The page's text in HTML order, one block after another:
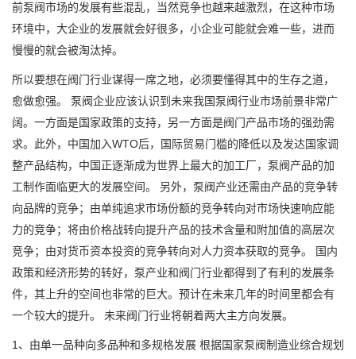
前泵阀市场的发展有些混乱，当然竞争也越来越激烈，在这种市场
环境中，大企业的发展就会好很多，小企业可能就会难一些，进而
慢慢的就会被淘汰掉。
所以要想在阀门行业谋得一席之地，必须要懂得其中的生存之道，
愈做愈强。 泵阀企业应该认识到未来我国泵阀行业市场前景非常广
阔。一方面是国家政策的支持，另一方面是阀门产品市场的强劲需
求。此外，中国加入WTO后，国际贸易门槛的降低以及发达国家调
整产品结构，中国正逐渐成为世界上最大的加工厂，泵阀产品的加
工制作面临更大的发展空间。 另外，泵阀产业还需由产品的竞争转
向品牌的竞争；由单纯追求市场份额的竞争转向对市场快速响应能
力的竞争；将由价格战转向提升产品的技术含量和附加值的高层次
竞争；由对货币资本投资的竞争转向对人力资本获取的竞争。 国内
政策和经济形势的转好，泵产业和阀门行业都得到了有利的发展条
件，其上升的空间也非常的巨大。预计在未来几年的时间里都会有
一个较大的提升。 未来阀门行业将朝着两大主方向发展。
1、由单一品种向多品种和多规格发展 根据国家泵阀制造业综合规划